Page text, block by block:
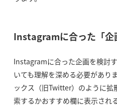
Instagramに合った「企
Instagramに合った企画を検討
いても理解を深める必要があり
ックス（旧Twitter）のように
索するかおすすめ欄に表示され